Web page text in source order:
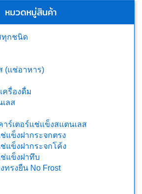
หมวดหมู่สินค้า
ทุกชนิด
(แช่อาหาร)
ครื่องดื่ม
ลส
าร์เตอร์แช่แข็งสแตนเลส
แข็งฝากระจกตรง
แข็งฝากระจกโค้ง
แข็งฝาทึบ
ทรงยืน No Frost